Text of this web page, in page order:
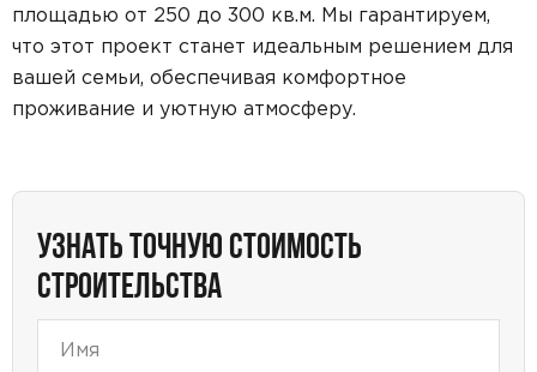
площадью от 250 до 300 кв.м. Мы гарантируем,
что этот проект станет идеальным решением для
вашей семьи, обеспечивая комфортное
проживание и уютную атмосферу.
УЗНАТЬ ТОЧНУЮ СТОИМОСТЬ
СТРОИТЕЛЬСТВА